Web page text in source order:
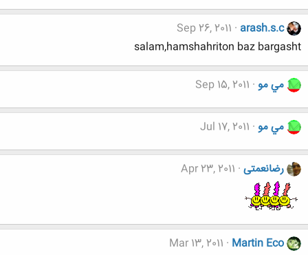
arash.s.c
Sep 26, 2011
salam,hamshahriton baz bargasht
مي مو Sep 15, 2011
مي مو Jul 17, 2011
رضانعمتی Apr 23, 2011
Martin Eco
Mar 13, 2011